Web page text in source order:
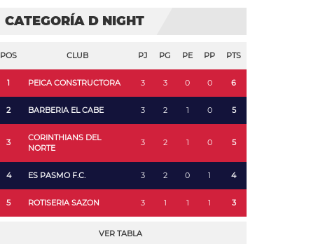
CATEGORÍA D NIGHT
POS CLUB PJ PG PE PP PTS
1 PEICA CONSTRUCTORA 3 3 0 0 6
2 BARBERIA EL CABE 3 2 1 0 5
3
CORINTHIANS DEL
NORTE
3 2 1 0 5
4 ES PASMO F.C. 3 2 0 1 4
5 ROTISERIA SAZON 3 1 1 1 3
VER TABLA